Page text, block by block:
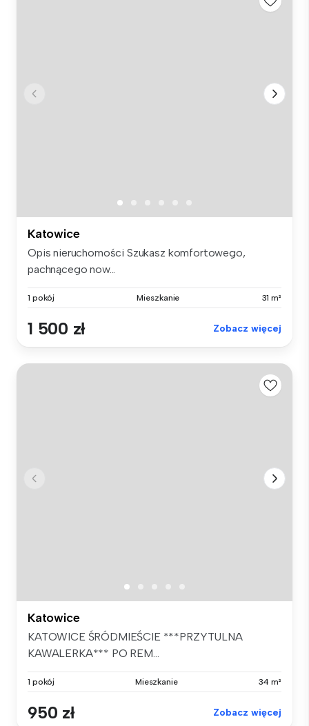
Katowice
Opis nieruchomości Szukasz komfortowego,
pachnącego now...
1 pokój Mieszkanie 31 m²
1 500 zł Zobacz więcej
Katowice
KATOWICE ŚRÓDMIEŚCIE ***PRZYTULNA
KAWALERKA*** PO REM...
1 pokój Mieszkanie 34 m²
950 zł Zobacz więcej